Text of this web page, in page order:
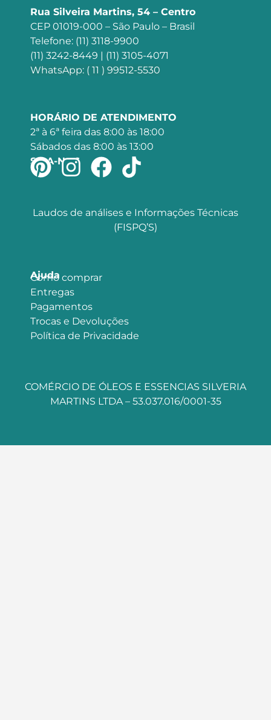
Rua Silveira Martins, 54 – Centro
CEP 01019-000 – São Paulo – Brasil
Telefone: (11) 3118-9900
(11) 3242-8449 | (11) 3105-4071
WhatsApp: ( 11 ) 99512-5530
HORÁRIO DE ATENDIMENTO
2ª à 6ª feira das 8:00 às 18:00
Sábados das 8:00 às 13:00
SIGA-NOS
Laudos de análises e Informações Técnicas
(FISPQ’S)
Ajuda
Como comprar
Entregas
Pagamentos
Trocas e Devoluções
Política de Privacidade
COMÉRCIO DE ÓLEOS E ESSENCIAS SILVERIA
MARTINS LTDA – 53.037.016/0001-35